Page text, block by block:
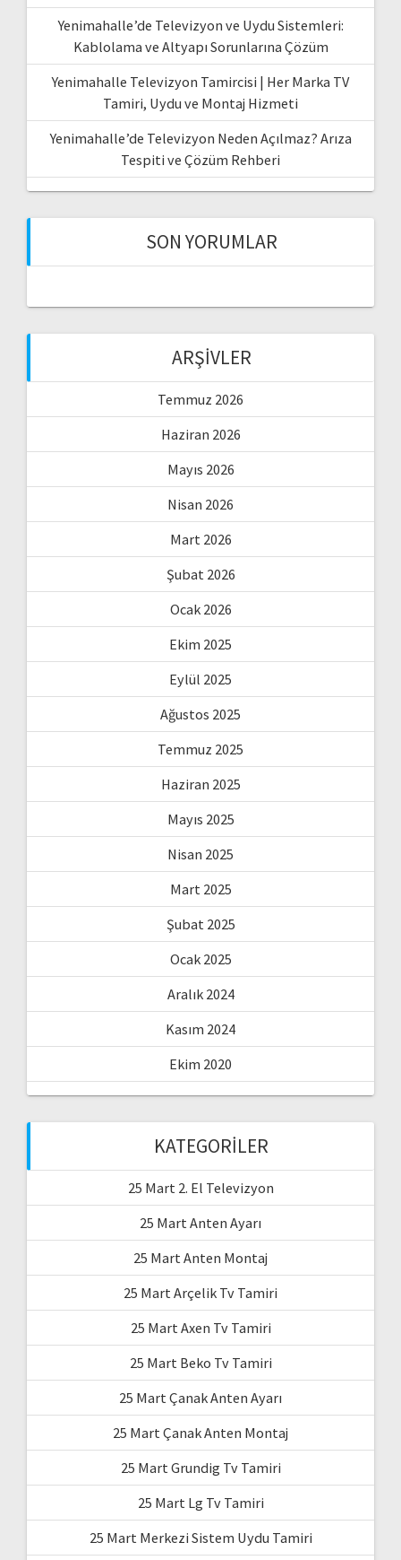
Yenimahalle’de Televizyon ve Uydu Sistemleri:
Kablolama ve Altyapı Sorunlarına Çözüm
Yenimahalle Televizyon Tamircisi | Her Marka TV
Tamiri, Uydu ve Montaj Hizmeti
Yenimahalle’de Televizyon Neden Açılmaz? Arıza
Tespiti ve Çözüm Rehberi
SON YORUMLAR
ARŞIVLER
Temmuz 2026
Haziran 2026
Mayıs 2026
Nisan 2026
Mart 2026
Şubat 2026
Ocak 2026
Ekim 2025
Eylül 2025
Ağustos 2025
Temmuz 2025
Haziran 2025
Mayıs 2025
Nisan 2025
Mart 2025
Şubat 2025
Ocak 2025
Aralık 2024
Kasım 2024
Ekim 2020
KATEGORILER
25 Mart 2. El Televizyon
25 Mart Anten Ayarı
25 Mart Anten Montaj
25 Mart Arçelik Tv Tamiri
25 Mart Axen Tv Tamiri
25 Mart Beko Tv Tamiri
25 Mart Çanak Anten Ayarı
25 Mart Çanak Anten Montaj
25 Mart Grundig Tv Tamiri
25 Mart Lg Tv Tamiri
25 Mart Merkezi Sistem Uydu Tamiri